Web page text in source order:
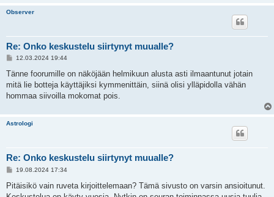
Observer
Re: Onko keskustelu siirtynyt muualle?
V
e
t
i
12.03.2024 19:44
Tänne foorumille on näköjään helmikuun alusta asti ilmaantunut jotain
mitä lie botteja käyttäjiksi kymmenittäin, siinä olisi ylläpidolla vähän
hommaa siivoilla mokomat pois.
Astrologi
Re: Onko keskustelu siirtynyt muualle?
V
e
19.08.2024 17:34
Pitäisikö vain ruveta kirjoittelemaan? Tämä sivusto on varsin ansioitunut.